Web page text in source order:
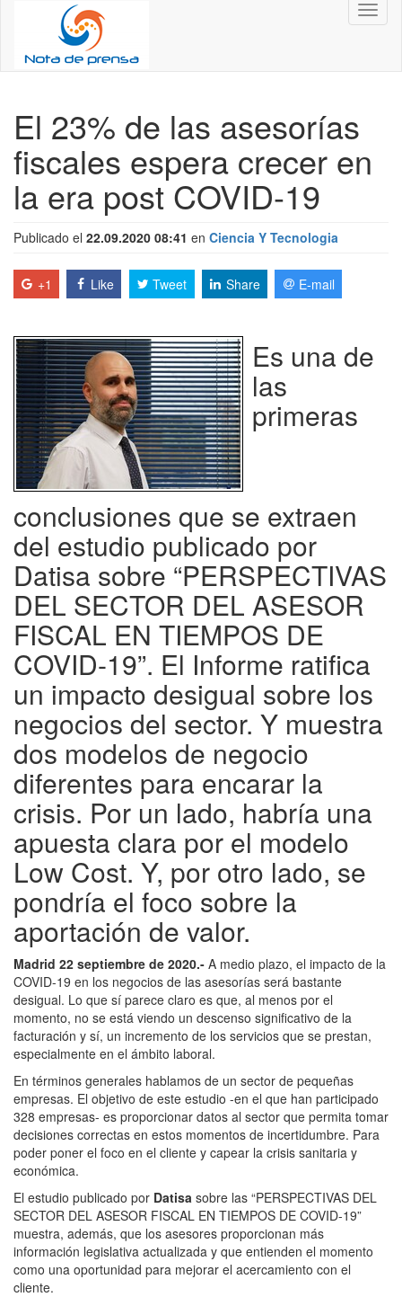
El 23% de las asesorías
fiscales espera crecer en
la era post COVID-19
Publicado el 22.09.2020 08:41 en Ciencia Y Tecnologia
+1 Like Tweet Share E-mail
Es una de
las
primeras
conclusiones que se extraen
del estudio publicado por
Datisa sobre “PERSPECTIVAS
DEL SECTOR DEL ASESOR
FISCAL EN TIEMPOS DE
COVID-19”. El Informe ratifica
un impacto desigual sobre los
negocios del sector. Y muestra
dos modelos de negocio
diferentes para encarar la
crisis. Por un lado, habría una
apuesta clara por el modelo
Low Cost. Y, por otro lado, se
pondría el foco sobre la
aportación de valor.
Madrid 22 septiembre de 2020.- A medio plazo, el impacto de la
COVID-19 en los negocios de las asesorías será bastante
desigual. Lo que sí parece claro es que, al menos por el
momento, no se está viendo un descenso significativo de la
facturación y sí, un incremento de los servicios que se prestan,
especialmente en el ámbito laboral.
En términos generales hablamos de un sector de pequeñas
empresas. El objetivo de este estudio -en el que han participado
328 empresas- es proporcionar datos al sector que permita tomar
decisiones correctas en estos momentos de incertidumbre. Para
poder poner el foco en el cliente y capear la crisis sanitaria y
económica.
El estudio publicado por Datisa sobre las “PERSPECTIVAS DEL
SECTOR DEL ASESOR FISCAL EN TIEMPOS DE COVID-19”
muestra, además, que los asesores proporcionan más
información legislativa actualizada y que entienden el momento
como una oportunidad para mejorar el acercamiento con el
cliente.